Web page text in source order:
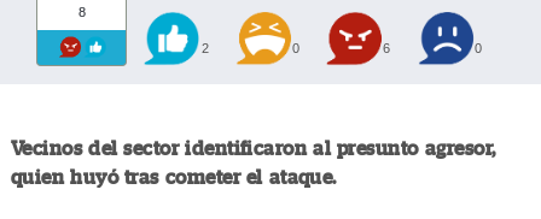
8
2 0 6 0
Vecinos del sector identificaron al presunto agresor,
quien huyó tras cometer el ataque.